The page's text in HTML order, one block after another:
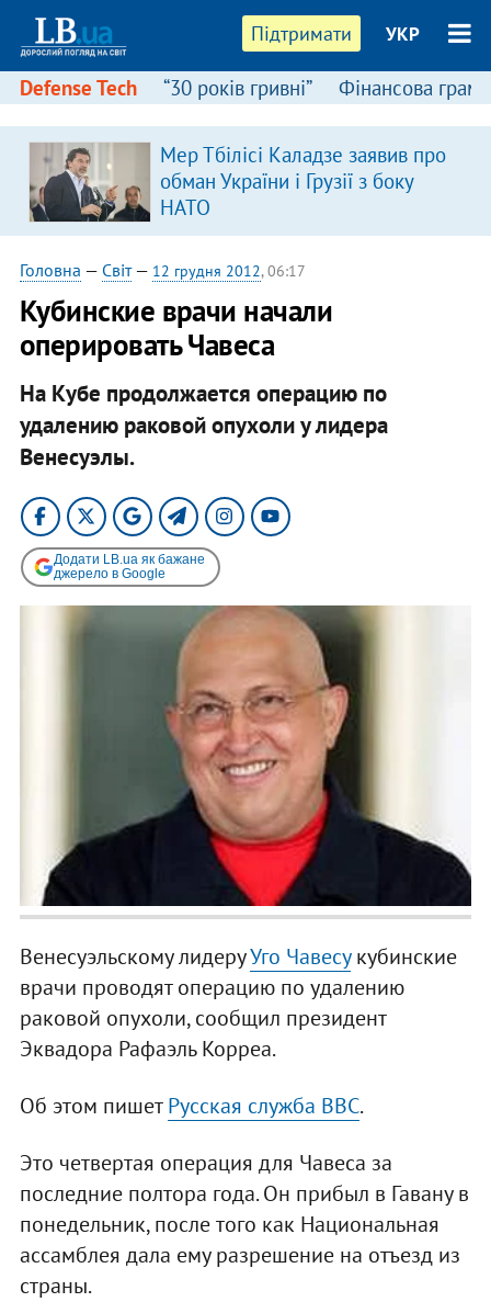
Підтримати УКР
Defense Tech “30 років гривні” Фінансова
Мер Тбілісі Каладзе заявив про
обман України і Грузії з боку
НАТО
Головна — Світ— 12 грудня 2012, 06:17
Кубинские врачи начали
оперировать Чавеса
На Кубе продолжается операцию по
удалению раковой опухоли у лидера
Венесуэлы.
Додати LB.ua як бажане
джерело в Google
Венесуэльскому лидеруУго Чавесукубинские
врачи проводят операцию по удалению
раковой опухоли, сообщил президент
Эквадора Рафаэль Корреа.
Об этом пишетРусская служба ВВС.
Это четвертая операция для Чавеса за
последние полтора года. Он прибыл в Гавану в
понедельник, после того как Национальная
ассамблея дала ему разрешение на отъезд из
страны.